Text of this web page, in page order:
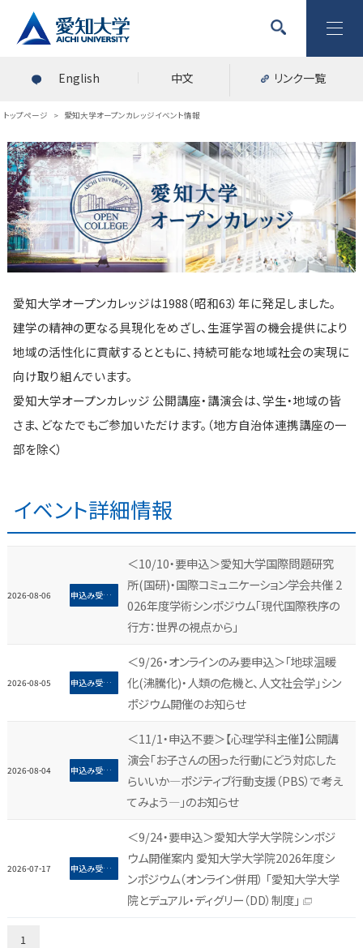
English 中文 リンク一覧
トップページ > 愛知大学オープンカレッジイベント情報
愛知大学オープンカレッジは1988（昭和63）年に発足しました。
建学の精神の更なる具現化をめざし、生涯学習の機会提供により
地域の活性化に貢献するとともに、持続可能な地域社会の実現に
向け取り組んでいます。
愛知大学オープンカレッジ 公開講座・講演会は、学生・地域の皆
さま、どなたでもご参加いただけます。（地方自治体連携講座の一
部を除く）
イベント詳細情報
2026-08-06 申込み受付中＆開催告知
＜10/10・要申込＞愛知大学国際問題研究
所(国研)・国際コミュニケーション学会共催 2
026年度学術シンポジウム「現代国際秩序の
行方：世界の視点から」
2026-08-05 申込み受付中＆開催告知
＜9/26・オンラインのみ要申込＞「地球温暖
化(沸騰化)・人類の危機と、人文社会学」シン
ポジウム開催のお知らせ
2026-08-04 申込み受付中＆開催告知
＜11/1・申込不要＞【心理学科主催】公開講
演会「お子さんの困った行動にどう対応した
らいいか―ポジティブ行動支援（PBS）で考え
てみよう―」のお知らせ
2026-07-17 申込み受付中＆開催告知
＜9/24・要申込＞愛知大学大学院シンポジ
ウム開催案内 愛知大学大学院2026年度シ
ンポジウム（オンライン併用） 「愛知大学大学
院とデュアル・ディグリー（DD）制度」
1